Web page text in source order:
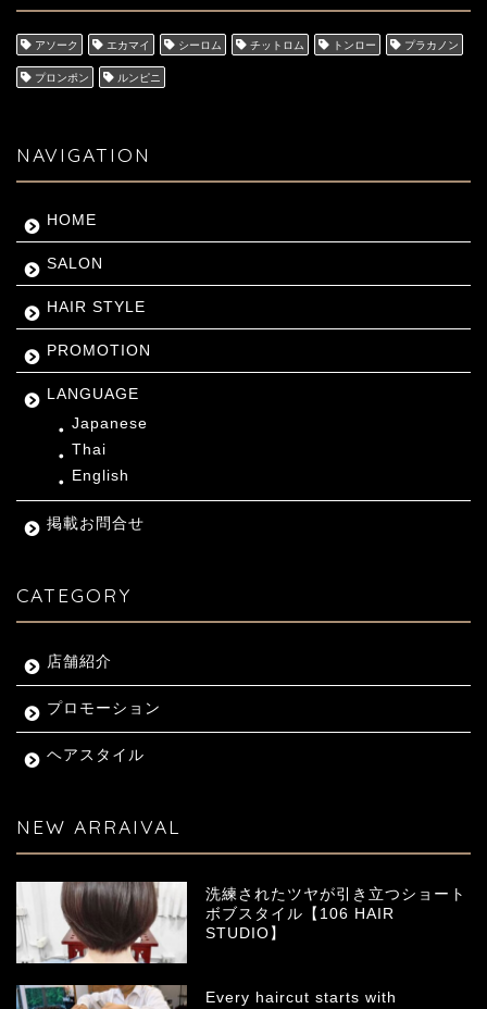
アソーク エカマイ シーロム チットロム トンロー プラカノン
プロンポン ルンピニ
NAVIGATION
HOME
SALON
HAIR STYLE
PROMOTION
LANGUAGE
Japanese
Thai
English
掲載お問合せ
CATEGORY
店舗紹介
プロモーション
ヘアスタイル
NEW ARRAIVAL
洗練されたツヤが引き立つショート
ボブスタイル【106 HAIR
STUDIO】
Every haircut starts with